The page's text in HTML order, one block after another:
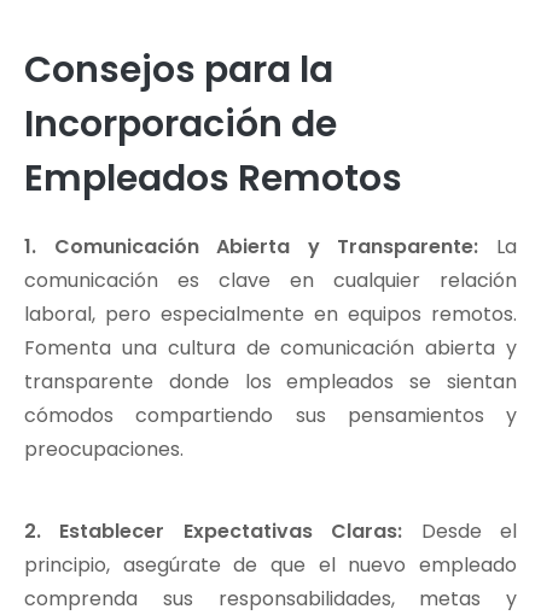
Consejos para la
Incorporación de
Empleados Remotos
1. Comunicación Abierta y Transparente: La
comunicación es clave en cualquier relación
laboral, pero especialmente en equipos remotos.
Fomenta una cultura de comunicación abierta y
transparente donde los empleados se sientan
cómodos compartiendo sus pensamientos y
preocupaciones.
2. Establecer Expectativas Claras: Desde el
principio, asegúrate de que el nuevo empleado
comprenda sus responsabilidades, metas y